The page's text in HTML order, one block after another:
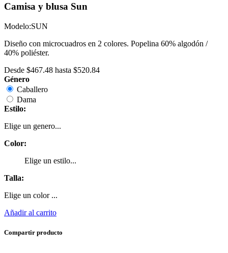
Camisa y blusa Sun
Modelo:SUN
Diseño con microcuadros en 2 colores. Popelina 60% algodón /
40% poliéster.
Desde $467.48 hasta $520.84
Género
Caballero
Dama
Estilo:
Elige un genero...
Color:
Elige un estilo...
Talla:
Elige un color ...
Añadir al carrito
Compartir producto